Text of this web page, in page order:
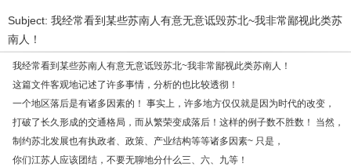
Subject: 我经常看到某些苏南人有意无意诋毁苏北~我非常鄙视此类苏
南人！
我经常看到某些苏南人有意无意诋毁苏北~我非常鄙视此类苏南人！
这篇文件客观地记述了许多事情，分析的也比较透彻！
一个地区落后是有诸多因素的！ 事实上，许多地方仅仅就是因为时代的改变，
打破了长久形成的交通格局，而从繁荣变成落后！这样的例子数不胜数！ 当然，
制约苏北发展也有执政者、政策、产业结构等等诸多因素~ 只是，
你们江苏人应该团结，不要无聊地分什么三、六、九等！